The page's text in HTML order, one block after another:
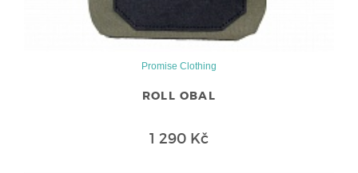
Promise Clothing
ROLL OBAL
1 290 Kč